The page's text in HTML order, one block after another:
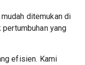
ditemukan di
yang
efisien. Kami